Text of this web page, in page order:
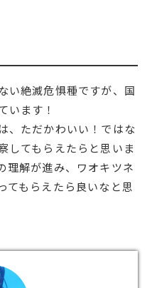
い絶滅危惧種ですが、国
います！
、ただかわいい！ではな
してもらえたらと思いま
理解が進み、ワオキツネ
てもらえたら良いなと思